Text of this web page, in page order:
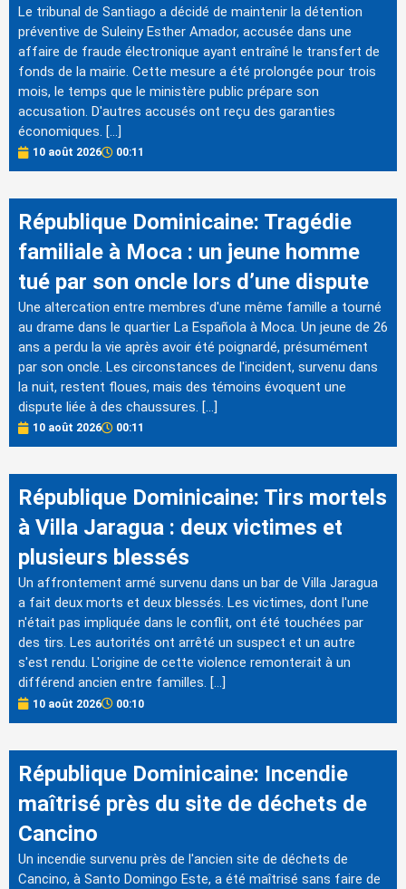
Le tribunal de Santiago a décidé de maintenir la détention
préventive de Suleiny Esther Amador, accusée dans une
affaire de fraude électronique ayant entraîné le transfert de
fonds de la mairie. Cette mesure a été prolongée pour trois
mois, le temps que le ministère public prépare son
accusation. D'autres accusés ont reçu des garanties
économiques. […]
10 août 2026 00:11
République Dominicaine: Tragédie
familiale à Moca : un jeune homme
tué par son oncle lors d’une dispute
Une altercation entre membres d'une même famille a tourné
au drame dans le quartier La Española à Moca. Un jeune de 26
ans a perdu la vie après avoir été poignardé, présumément
par son oncle. Les circonstances de l'incident, survenu dans
la nuit, restent floues, mais des témoins évoquent une
dispute liée à des chaussures. […]
10 août 2026 00:11
République Dominicaine: Tirs mortels
à Villa Jaragua : deux victimes et
plusieurs blessés
Un affrontement armé survenu dans un bar de Villa Jaragua
a fait deux morts et deux blessés. Les victimes, dont l'une
n'était pas impliquée dans le conflit, ont été touchées par
des tirs. Les autorités ont arrêté un suspect et un autre
s'est rendu. L'origine de cette violence remonterait à un
différend ancien entre familles. […]
10 août 2026 00:10
République Dominicaine: Incendie
maîtrisé près du site de déchets de
Cancino
Un incendie survenu près de l'ancien site de déchets de
Cancino, à Santo Domingo Este, a été maîtrisé sans faire de